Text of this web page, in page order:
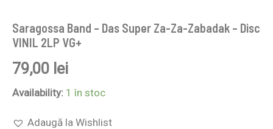
Saragossa Band – Das Super Za-Za-Zabadak – Disc
VINIL 2LP VG+
79,00 lei
Availability: 1 în stoc
Adaugă la Wishlist